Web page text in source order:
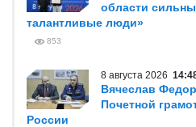
области
талантливые люди»
853
8 августа 2026
Вячеслав
Почетной
России